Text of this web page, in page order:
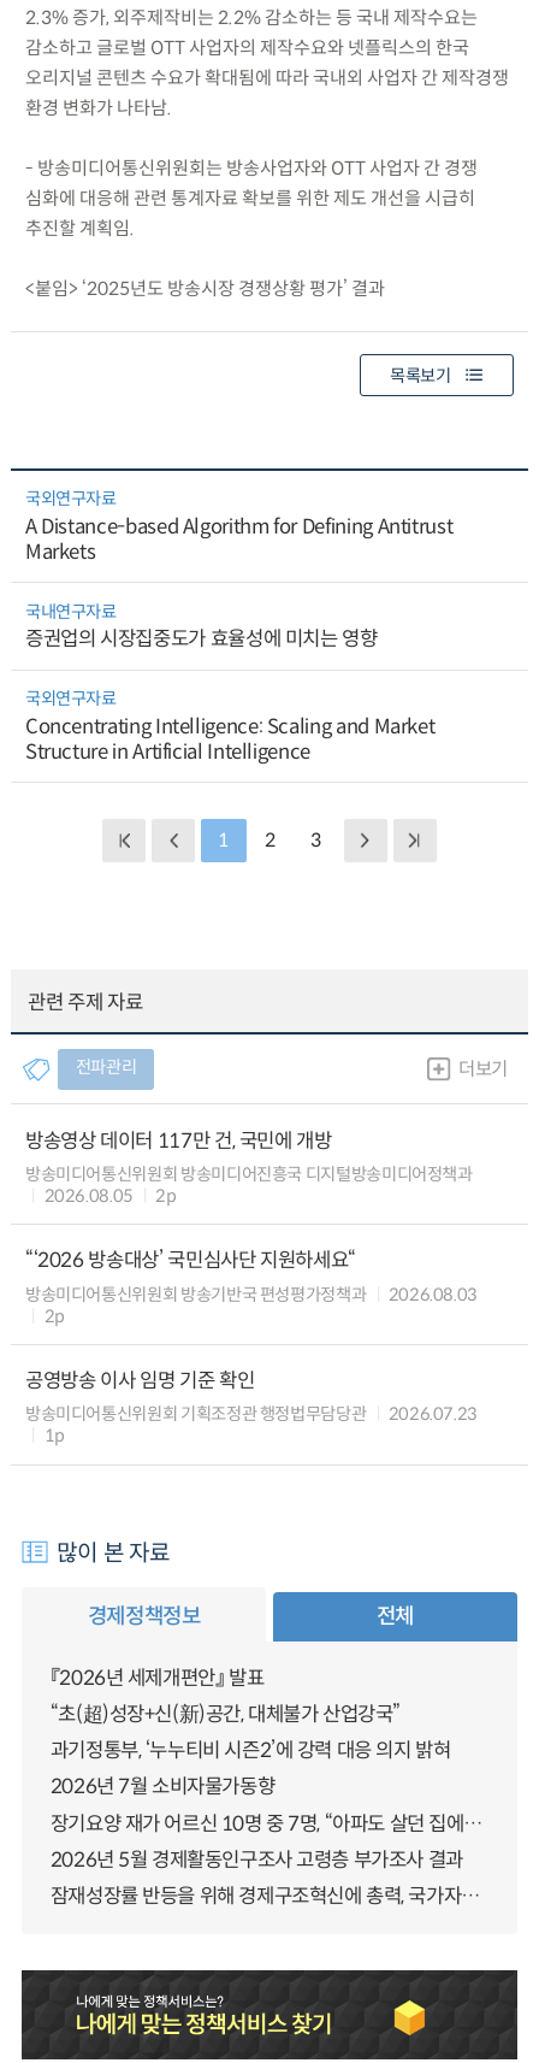
2.3% 증가, 외주제작비는 2.2% 감소하는 등 국내 제작수요는
감소하고 글로벌 OTT 사업자의 제작수요와 넷플릭스의 한국
오리지널 콘텐츠 수요가 확대됨에 따라 국내외 사업자 간 제작경쟁
환경 변화가 나타남.
- 방송미디어통신위원회는 방송사업자와 OTT 사업자 간 경쟁
심화에 대응해 관련 통계자료 확보를 위한 제도 개선을 시급히
추진할 계획임.
<붙임> ‘2025년도 방송시장 경쟁상황 평가’ 결과
목록보기
국외연구자료
A Distance-based Algorithm for Defining Antitrust
Markets
국내연구자료
증권업의 시장집중도가 효율성에 미치는 영향
국외연구자료
Concentrating Intelligence: Scaling and Market
Structure in Artificial Intelligence
1 2 3
관련 주제 자료
전파관리 더보기
방송영상 데이터 117만 건, 국민에 개방
방송미디어통신위원회 방송미디어진흥국 디지털방송미디어정책과
2026.08.05
2p
“‘2026 방송대상’ 국민심사단 지원하세요“
방송미디어통신위원회 방송기반국 편성평가정책과
2026.08.03
2p
공영방송 이사 임명 기준 확인
방송미디어통신위원회 기획조정관 행정법무담당관
2026.07.23
1p
많이 본 자료
경제정책정보 전체
『2026년 세제개편안』 발표
“초(超)성장+신(新)공간, 대체불가 산업강국”
과기정통부, ‘누누티비 시즌2’에 강력 대응 의지 밝혀
2026년 7월 소비자물가동향
장기요양 재가 어르신 10명 중 7명, “아파도 살던 집에서 살겠다” 「2025년 장기요양실태조사」 결과 발표
2026년 5월 경제활동인구조사 고령층 부가조사 결과
잠재성장률 반등을 위해 경제구조혁신에 총력, 국가자산 관리체계 대전환